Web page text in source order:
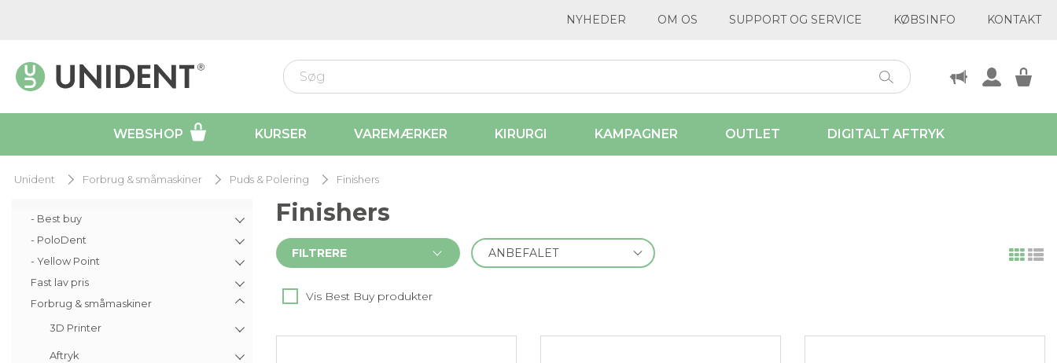
NYHEDER OM OS SUPPORT OG SERVICE KØBSINFO KONTAKT
WEBSHOP KURSER VAREMÆRKER KIRURGI KAMPAGNER OUTLET DIGITALT AFTRYK
Unident Forbrug & småmaskiner Puds & Polering Finishers
- Best buy
- PoloDent
- Yellow Point
Fast lav pris
Forbrug & småmaskiner
3D Printer
Aftryk
Finishers
FILTRERE
Vis Best Buy produkter